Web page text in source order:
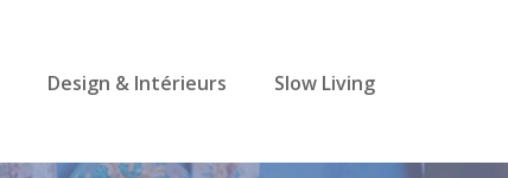
Design & Intérieurs Slow Living